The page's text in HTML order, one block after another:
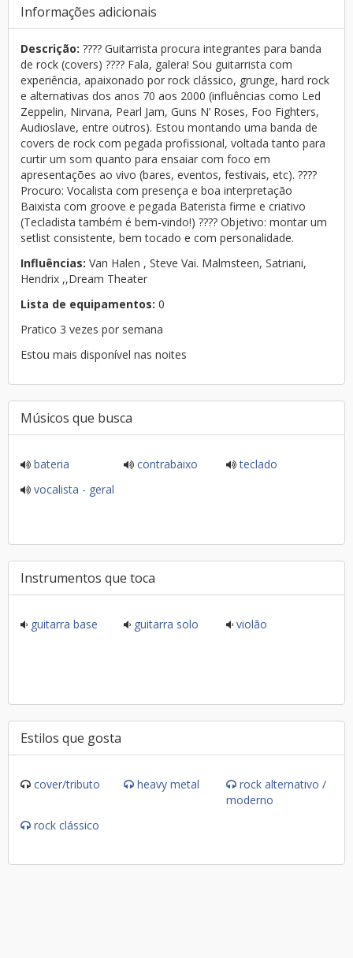
Informações adicionais
Descrição:
de rock (covers) ???? Fala, galera! Sou guitarrista com
experiência, apaixonado por rock clássico, grunge, hard rock
e alternativas dos anos 70 aos 2000 (influências como Led
Zeppelin, Nirvana, Pearl Jam, Guns N’ Roses, Foo Fighters,
Audioslave, entre outros). Estou montando uma banda de
covers de rock com pegada profissional, voltada tanto para
curtir um som quanto para ensaiar com foco em
apresentações ao vivo (bares, eventos, festivais, etc). ????
Procuro: Vocalista com presença e boa interpretação
Baixista com groove e pegada Baterista firme e criativo
(Tecladista também é bem-vindo!) ???? Objetivo: montar um
setlist consistente, bem tocado e com personalidade.
Influências: Van Halen , Steve Vai. Malmsteen, Satriani,
Hendrix ,,Dream Theater
Lista de equipamentos: 0
Pratico 3 vezes por semana
Estou mais disponível nas noites
Músicos que busca
bateria contrabaixo
teclado
vocalista - geral
Instrumentos que toca
guitarra base guitarra solo violão
Estilos que gosta
cover/tributo heavy metal
rock alternativo /
moderno
rock clássico